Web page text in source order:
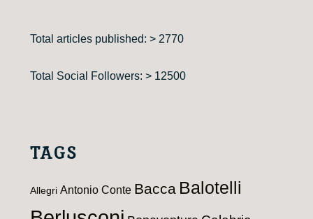
Total articles published: > 2770
Total Social Followers: > 12500
TAGS
Allegri Antonio Conte Bacca Balotelli